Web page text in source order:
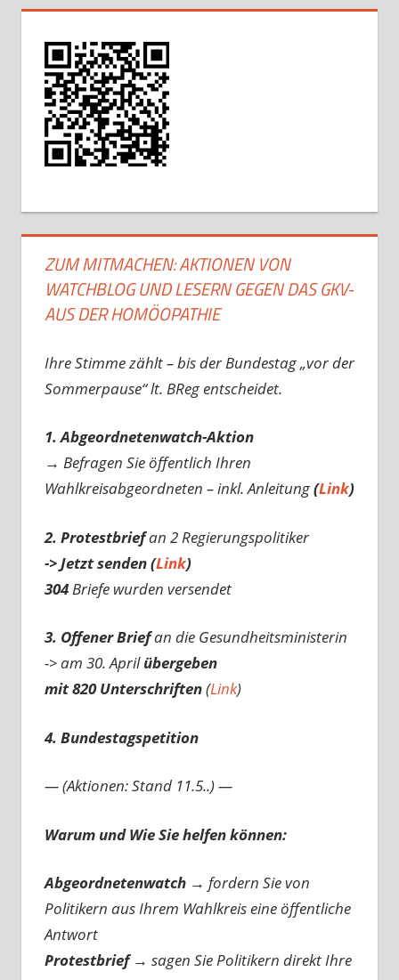
ZUM MITMACHEN: AKTIONEN VON
WATCHBLOG UND LESERN GEGEN DAS GKV-
AUS DER HOMÖOPATHIE
Ihre Stimme zählt – bis der Bundestag „vor der
Sommerpause“ lt. BReg entscheidet.
1. Abgeordnetenwatch-Aktion
→ Befragen Sie öffentlich Ihren
Wahlkreisabgeordneten – inkl. Anleitung(Link)
2. Protestbriefan 2 Regierungspolitiker
-> Jetzt senden (Link)
304Briefe wurden versendet
3. Offener Briefan die Gesundheitsministerin
-> am 30. Aprilübergeben
mit 820 Unterschriften(Link)
4. Bundestagspetition
— (Aktionen: Stand 11.5..) —
Warum und Wie Sie helfen können:
Abgeordnetenwatch → fordern Sie von
Politikern aus Ihrem Wahlkreis eine öffentliche
Antwort
Protestbrief → sagen Sie Politikern direkt Ihre